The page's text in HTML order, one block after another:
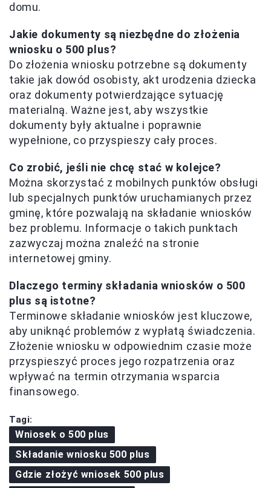
domu.
Jakie dokumenty są niezbędne do złożenia
wniosku o 500 plus?
Do złożenia wniosku potrzebne są dokumenty
takie jak dowód osobisty, akt urodzenia dziecka
oraz dokumenty potwierdzające sytuację
materialną. Ważne jest, aby wszystkie
dokumenty były aktualne i poprawnie
wypełnione, co przyspieszy cały proces.
Co zrobić, jeśli nie chcę stać w kolejce?
Można skorzystać z mobilnych punktów obsługi
lub specjalnych punktów uruchamianych przez
gminę, które pozwalają na składanie wniosków
bez problemu. Informacje o takich punktach
zazwyczaj można znaleźć na stronie
internetowej gminy.
Dlaczego terminy składania wniosków o 500
plus są istotne?
Terminowe składanie wniosków jest kluczowe,
aby uniknąć problemów z wypłatą świadczenia.
Złożenie wniosku w odpowiednim czasie może
przyspieszyć proces jego rozpatrzenia oraz
wpływać na termin otrzymania wsparcia
finansowego.
Tagi:
Wniosek o 500 plus
Składanie wniosku 500 plus
Gdzie złożyć wniosek 500 plus